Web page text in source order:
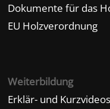
Dokumente für das
EU Holzverordnung
Weiterbildung
Erklär- und Kurzvideos